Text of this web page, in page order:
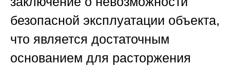
безопасной эксплуатации объекта,
что является достаточным
основанием для расторжения